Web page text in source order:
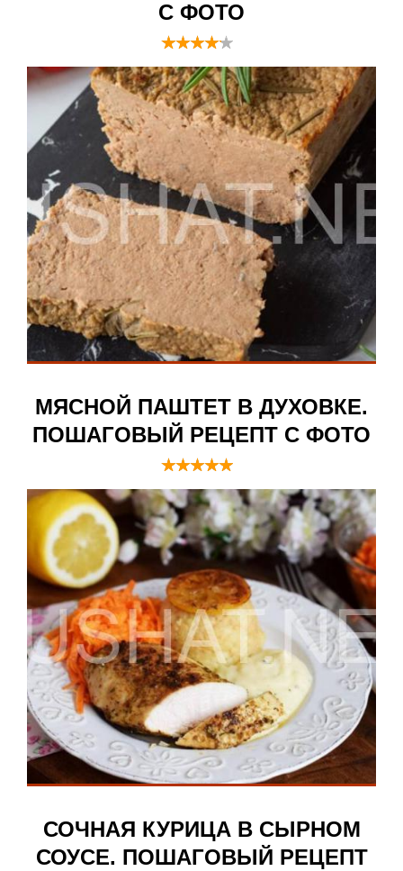
С ФОТО
МЯСНОЙ ПАШТЕТ В ДУХОВКЕ.
ПОШАГОВЫЙ РЕЦЕПТ С ФОТО
СОЧНАЯ КУРИЦА В СЫРНОМ
СОУСЕ. ПОШАГОВЫЙ РЕЦЕПТ